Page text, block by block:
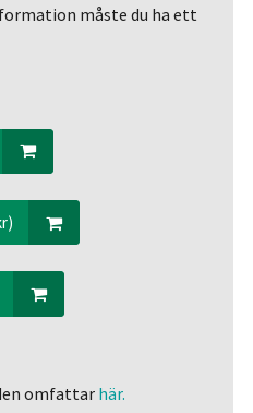
måste du ha ett
omfattarhär.